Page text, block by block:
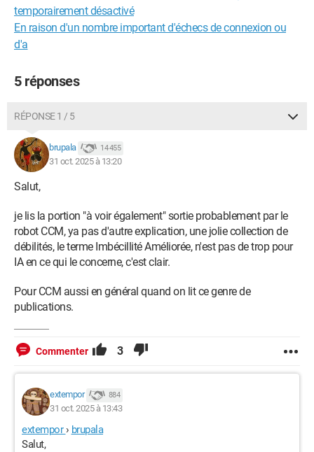
temporairement désactivé
En raison d'un nombre important d'échecs de connexion ou
d'a
5 réponses
RÉPONSE 1 / 5
brupala 14 455
31 oct. 2025 à 13:20
Salut,
je lis la portion "à voir également" sortie probablement par le
robot CCM, ya pas d'autre explication, une jolie collection de
débilités, le terme Imbécillité Améliorée, n'est pas de trop pour
IA en ce qui le concerne, c'est clair.
Pour CCM aussi en général quand on lit ce genre de
publications.
Commenter 3
extempor 884
31 oct. 2025 à 13:43
extempor › brupala
Salut,